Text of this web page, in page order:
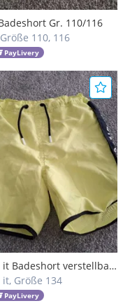
Gr. 110/116
110, 116
PayLivery
it Badeshort verstellbar
it, Größe 134
PayLivery